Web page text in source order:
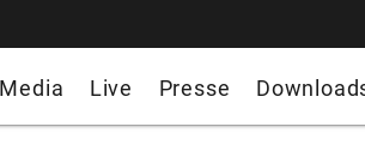
Media Live Presse